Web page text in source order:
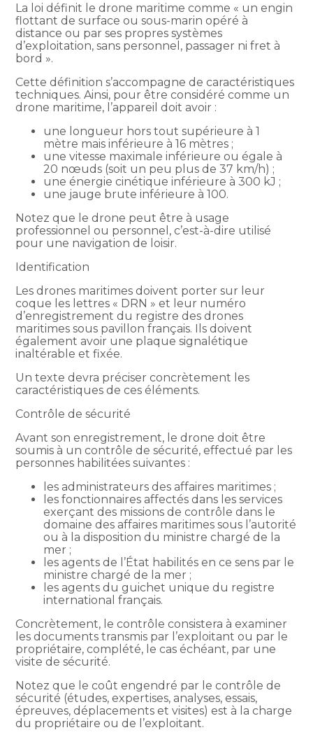
La loi définit le drone maritime comme « un engin
flottant de surface ou sous-marin opéré à
distance ou par ses propres systèmes
d’exploitation, sans personnel, passager ni fret à
bord ».
Cette définition s’accompagne de caractéristiques
techniques. Ainsi, pour être considéré comme un
drone maritime, l’appareil doit avoir :
une longueur hors tout supérieure à 1
mètre mais inférieure à 16 mètres ;
une vitesse maximale inférieure ou égale à
20 nœuds (soit un peu plus de 37 km/h) ;
une énergie cinétique inférieure à 300 kJ ;
une jauge brute inférieure à 100.
Notez que le drone peut être à usage
professionnel ou personnel, c’est-à-dire utilisé
pour une navigation de loisir.
Identification
Les drones maritimes doivent porter sur leur
coque les lettres « DRN » et leur numéro
d’enregistrement du registre des drones
maritimes sous pavillon français. Ils doivent
également avoir une plaque signalétique
inaltérable et fixée.
Un texte devra préciser concrètement les
caractéristiques de ces éléments.
Contrôle de sécurité
Avant son enregistrement, le drone doit être
soumis à un contrôle de sécurité, effectué par les
personnes habilitées suivantes :
les administrateurs des affaires maritimes ;
les fonctionnaires affectés dans les services
exerçant des missions de contrôle dans le
domaine des affaires maritimes sous l’autorité
ou à la disposition du ministre chargé de la
mer ;
les agents de l’État habilités en ce sens par le
ministre chargé de la mer ;
les agents du guichet unique du registre
international français.
Concrètement, le contrôle consistera à examiner
les documents transmis par l’exploitant ou par le
propriétaire, complété, le cas échéant, par une
visite de sécurité.
Notez que le coût engendré par le contrôle de
sécurité (études, expertises, analyses, essais,
épreuves, déplacements et visites) est à la charge
du propriétaire ou de l’exploitant.